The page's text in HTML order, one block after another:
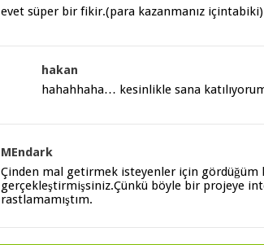
evet süper bir fikir.(para kazanmanız içintabiki)
hakan
hahahhaha… kesinlikle sana
MEndark
Çinden mal getirmek isteyenler için gördüğüm
gerçekleştirmişsiniz.Çünkü böyle bir projeye
rastlamamıştım.